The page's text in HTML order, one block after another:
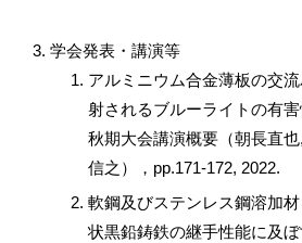
学会発表・講演等
アルミニウム合金薄板の交
射されるブルーライトの有
秋期大会講演概要（朝長直
信之），pp.171-172, 2022.
軟鋼及びステンレス鋼溶加
状黒鉛鋳鉄の継手性能に及